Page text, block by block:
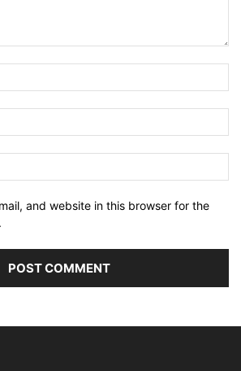
and website in this browser for the